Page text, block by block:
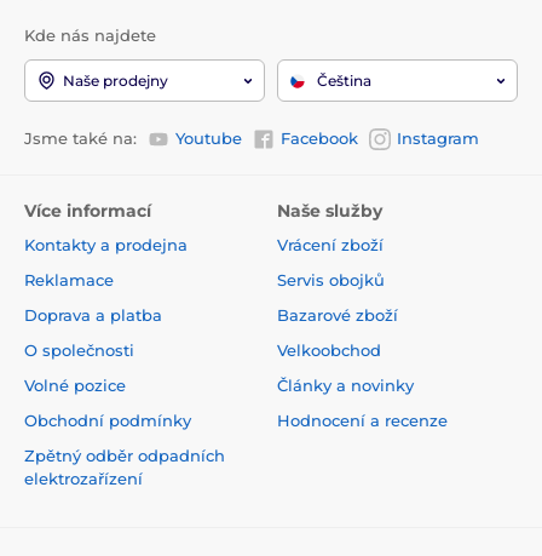
Kde nás najdete
Naše prodejny Čeština
Jsme také na: Youtube Facebook Instagram
Více informací
Kontakty a prodejna
Reklamace
Doprava a platba
O společnosti
Volné pozice
Obchodní podmínky
Zpětný odběr odpadních
elektrozařízení
Naše služby
Vrácení zboží
Servis obojků
Bazarové zboží
Velkoobchod
Články a novinky
Hodnocení a recenze